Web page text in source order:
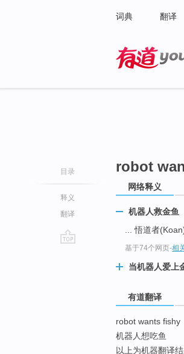
词典 翻译
目录
释义
翻译
robot
网络释义
机器人救金鱼
... 悟道者
基于74个网页-相
当机器人爱上
有道翻译
robot wants fishy
机器人想吃鱼
以上为机器翻译